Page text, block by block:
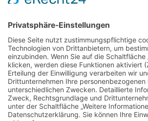
Navigation